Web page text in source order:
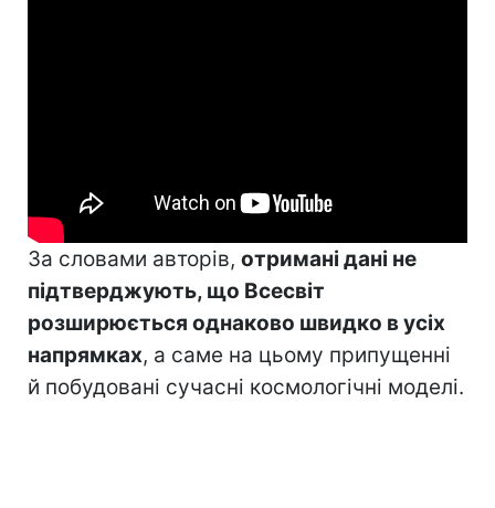
За словами авторів, отримані дані не
підтверджують, що Всесвіт
розширюється однаково швидко в усіх
напрямках, а саме на цьому припущенні
й побудовані сучасні космологічні моделі.